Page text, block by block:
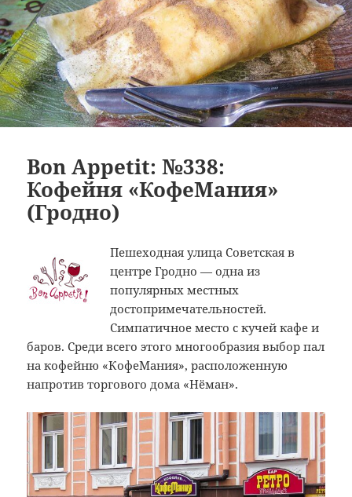
Bon Appetit: №338:
Кофейня «КофеМания»
(Гродно)
Пешеходная улица Советская в
центре Гродно — одна из
популярных местных
достопримечательностей.
Симпатичное место с кучей кафе и
баров. Среди всего этого многообразия выбор пал
на кофейню «КофеМания», расположенную
напротив торгового дома «Нёман».